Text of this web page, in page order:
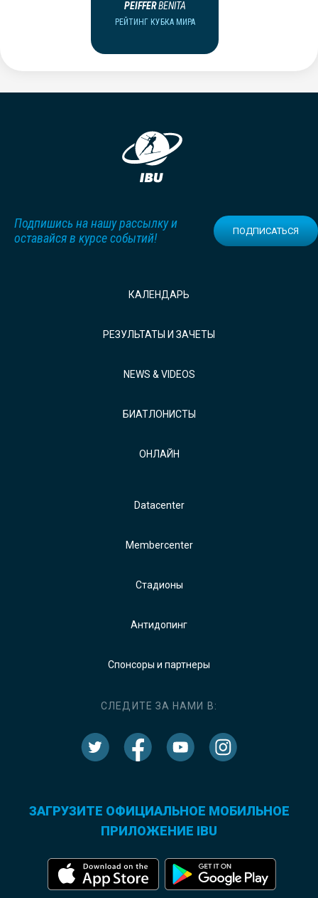
PEIFFERBENITA
РЕЙТИНГ КУБКА МИРА
Подпишись на нашу рассылку и
оставайся в курсе событий!
ПОДПИСАТЬСЯ
КАЛЕНДАРЬ
РЕЗУЛЬТАТЫ И ЗАЧЕТЫ
NEWS & VIDEOS
БИАТЛОНИСТЫ
ОНЛАЙН
Datacenter
Membercenter
Стадионы
Антидопинг
Спонсоры и партнеры
СЛЕДИТЕ ЗА НАМИ В:
ЗАГРУЗИТЕ ОФИЦИАЛЬНОЕ МОБИЛЬНОЕ
ПРИЛОЖЕНИЕ IBU